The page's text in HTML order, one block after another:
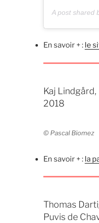
A post shared
En savoir + : le
Kaj
2018
© Pascal Biomez
En savoir + : la
Thomas
Puvis de